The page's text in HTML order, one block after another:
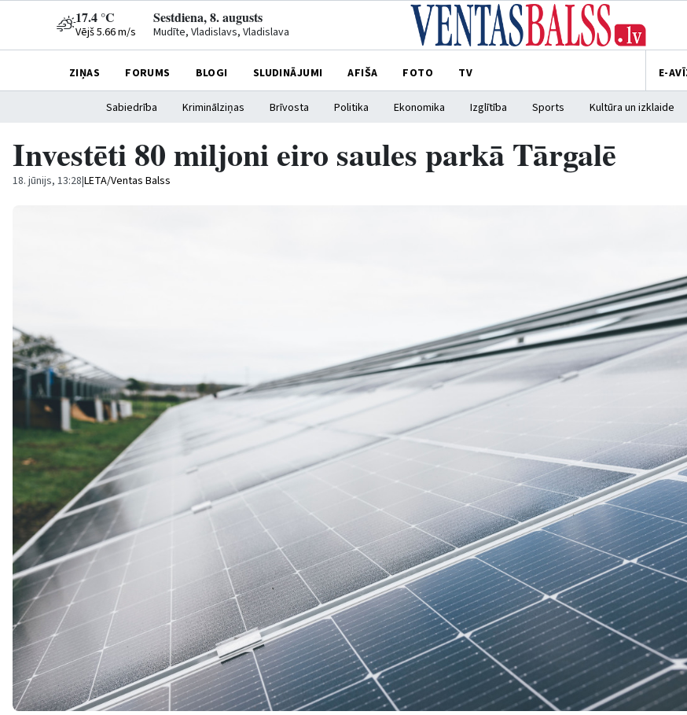
17.4 °C
Vējš 5.66 m/s
Sestdiena, 8. augusts
Mudīte, Vladislavs, Vladislava
ZIŅAS FORUMS BLOGI SLUDINĀJUMI AFIŠA FOTO TV E-
Sabiedrība Kriminālziņas Brīvosta Politika Ekonomika Izglītība Sports Kultūra un izklaide
Investēti 80 miljoni eiro saules parkā Tārgalē
18. jūnijs, 13:28|LETA/Ventas Balss